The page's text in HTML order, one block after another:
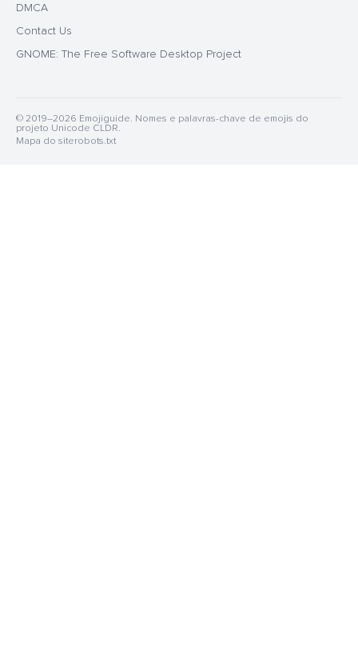
DMCA
Contact Us
GNOME: The Free Software Desktop Project
© 2019–2026 Emojiguide. Nomes e palavras-chave de emojis do
projeto Unicode CLDR.
Mapa do siterobots.txt